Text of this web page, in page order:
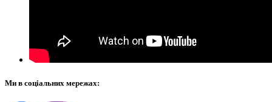
Ми в соціальних мережах: